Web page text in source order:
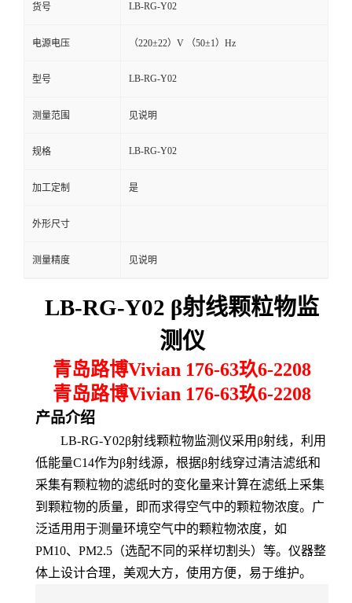
言
货号 LB-RG-Y02
电源电压 （220±22）V （50±1）Hz
型号 LB-RG-Y02
测量范围 见说明
规格 LB-RG-Y02
加工定制 是
外形尺寸
测量精度 见说明
LB-RG-Y02 β射线颗粒物监
测仪
青岛路博Vivian 176-63玖6-2208
青岛路博Vivian 176-63玖6-2208
产品介绍
LB-RG-Y02β射线颗粒物监测仪采用β射线，利用
低能量C14作为β射线源，根据β射线穿过清洁滤纸和
采集有颗粒物的滤纸时的变化量来计算在滤纸上采集
到颗粒物的质量，即而求得空气中的颗粒物浓度。广
泛适用用于测量环境空气中的颗粒物浓度，如
PM10、PM2.5（选配不同的采样切割头）等。仪器整
体上设计合理，美观大方，使用方便，易于维护。